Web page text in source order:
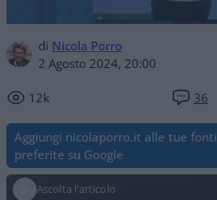
di Nicola Porro
2 Agosto 2024, 20:00
12k 36
Aggiungi nicolaporro.it alle tue fonti
preferite su Google
Ascolta l'articolo